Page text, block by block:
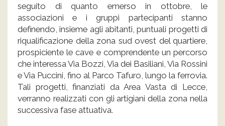
seguito di quanto emerso in ottobre, le
associazioni e i gruppi partecipanti stanno
definendo, insieme agli abitanti, puntuali progetti di
riqualificazione della zona sud ovest del quartiere,
prospiciente le cave e comprendente un percorso
che interessa Via Bozzi, Via dei Basiliani, Via Rossini
e Via Puccini, fino al Parco Tafuro, lungo la ferrovia.
Tali progetti, finanziati da Area Vasta di Lecce,
verranno realizzati con gli artigiani della zona nella
successiva fase attuativa.